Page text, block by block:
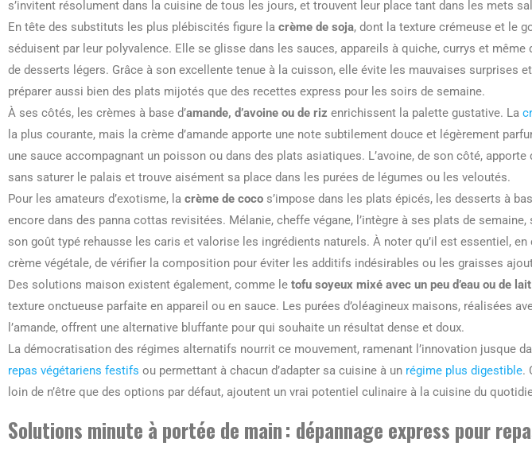
s’invitent résolument dans la cuisine de tous les jours, et trouvent leur place tant dans les mets
En tête des substituts les plus plébiscités figure la crème de soja, dont la texture crémeuse et le
séduisent par leur polyvalence. Elle se glisse dans les sauces, appareils à quiche, currys et même
de desserts légers. Grâce à son excellente tenue à la cuisson, elle évite les mauvaises surprises
préparer aussi bien des plats mijotés que des recettes express pour les soirs de semaine.
À ses côtés, les crèmes à base d’amande, d’avoine ou de riz enrichissent la palette gustative. La
la plus courante, mais la crème d’amande apporte une note subtilement douce et légèrement
une sauce accompagnant un poisson ou dans des plats asiatiques. L’avoine, de son côté, apporte
sans saturer le palais et trouve aisément sa place dans les purées de légumes ou les veloutés.
Pour les amateurs d’exotisme, la crème de coco s’impose dans les plats épicés, les desserts à
encore dans des panna cottas revisitées. Mélanie, cheffe végane, l’intègre à ses plats de
son goût typé rehausse les caris et valorise les ingrédients naturels. À noter qu’il est essentiel,
crème végétale, de vérifier la composition pour éviter les additifs indésirables ou les graisses
Des solutions maison existent également, comme le tofu soyeux mixé avec un peu d’eau ou de
texture onctueuse parfaite en appareil ou en sauce. Les purées d’oléagineux maisons, réalisées
l’amande, offrent une alternative bluffante pour qui souhaite un résultat dense et doux.
La démocratisation des régimes alternatifs nourrit ce mouvement, ramenant l’innovation jusque
repas végétariens festifs ou permettant à chacun d’adapter sa cuisine à un régime plus digestible.
loin de n’être que des options par défaut, ajoutent un vrai potentiel culinaire à la cuisine du
Solutions minute à portée de main : dépannage express pour